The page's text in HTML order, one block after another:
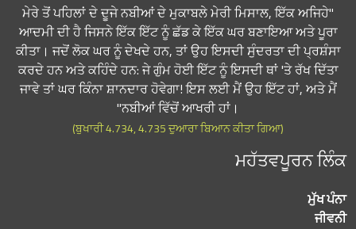
"ਮੇਰੇ ਤੋਂ ਪਹਿਲਾਂ ਦੇ ਦੂਜੇ ਨਬੀਆਂ ਦੇ ਮੁਕਾਬਲੇ ਮੇਰੀ ਮਿਸਾਲ, ਇੱਕ ਅਜਿਹੇ
ਆਦਮੀ ਦੀ ਹੈ ਜਿਸਨੇ ਇੱਕ ਇੱਟ ਨੂੰ ਛੱਡ ਕੇ ਇੱਕ ਘਰ ਬਣਾਇਆ ਅਤੇ ਪੂਰਾ
ਕੀਤਾ। ਜਦੋਂ ਲੋਕ ਘਰ ਨੂੰ ਦੇਖਦੇ ਹਨ, ਤਾਂ ਉਹ ਇਸਦੀ ਸੁੰਦਰਤਾ ਦੀ ਪ੍ਰਸ਼ੰਸਾ
ਕਰਦੇ ਹਨ ਅਤੇ ਕਹਿੰਦੇ ਹਨ: ਜੇ ਗੁੰਮ ਹੋਈ ਇੱਟ ਨੂੰ ਇਸਦੀ ਥਾਂ 'ਤੇ ਰੱਖ ਦਿੱਤਾ
ਜਾਵੇ ਤਾਂ ਘਰ ਕਿੰਨਾ ਸ਼ਾਨਦਾਰ ਹੋਵੇਗਾ! ਇਸ ਲਈ ਮੈਂ ਉਹ ਇੱਟ ਹਾਂ, ਅਤੇ ਮੈਂ
ਨਬੀਆਂ ਵਿੱਚੋਂ ਆਖਰੀ ਹਾਂ।"
(ਬੁਖਾਰੀ 4.734, 4.735 ਦੁਆਰਾ ਬਿਆਨ ਕੀਤਾ ਗਿਆ)
ਮਹੱਤਵਪੂਰਨ ਲਿੰਕ
ਮੁੱਖ ਪੰਨਾ
ਜੀਵਨੀ